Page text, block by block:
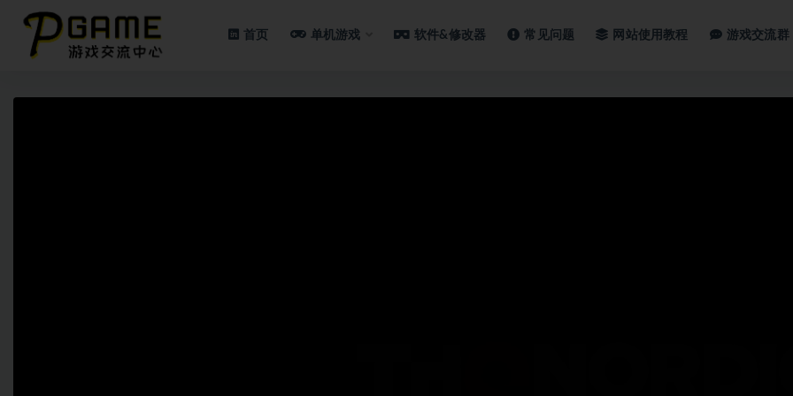
首页 单机游戏 软件&修改器 常见问题 网站使用教程 游戏交流群